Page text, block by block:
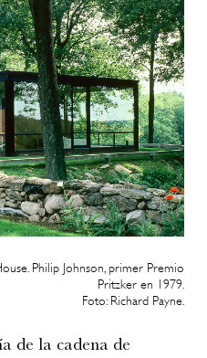
Philip Johnson, primer Premio
Pritzker en 1979.
Foto: Richard Payne.
de la cadena de